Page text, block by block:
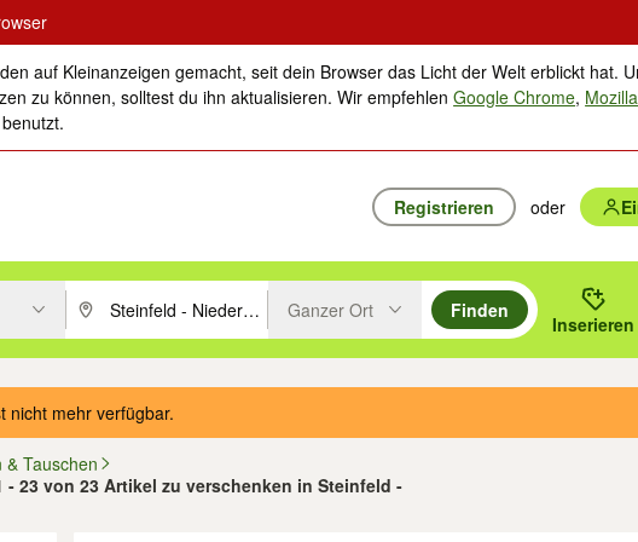
auf Kleinanzeigen gemacht, seit dein Browser das Licht der Welt erblickt hat.
zu können, solltest du ihn aktualisieren. Wir empfehlenGoogle Chrome,
Registrieren oder
Vorschläge mit den Pfeiltasten nach oben/unten durchsuchen und mit
PLZ oder Ort eingeben. Eingabetaste drücken um zu suchen, oder
Ganzer Ort
Finden
Inserieren
nicht mehr verfügbar.
& Tauschen
- 23 von 23 Artikel zu verschenken in Steinfeld -